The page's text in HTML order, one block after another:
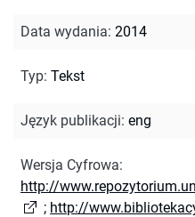
Data wydania: 2014
Typ: Tekst
Język publikacji: eng
Wersja Cyfrowa:
http://
; http://